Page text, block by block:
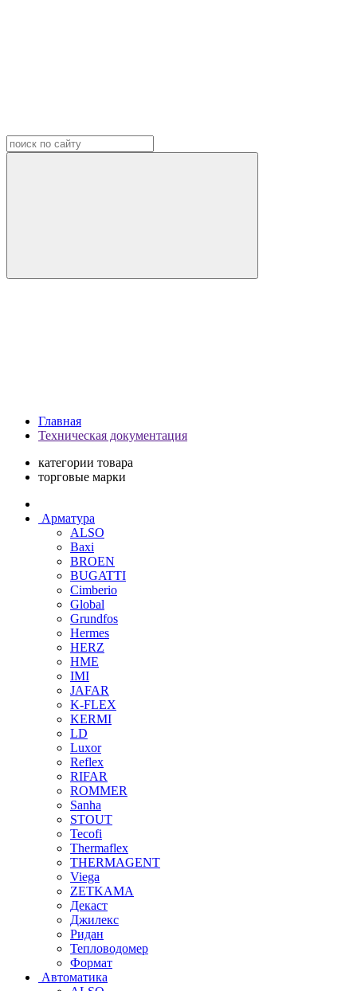
Главная
Техническая документация
категории товара
торговые марки
Арматура
ALSO
Baxi
BROEN
BUGATTI
Cimberio
Global
Grundfos
Hermes
HERZ
HME
IMI
JAFAR
K-FLEX
KERMI
LD
Luxor
Reflex
RIFAR
ROMMER
Sanha
STOUT
Tecofi
Thermaflex
THERMAGENT
Viega
ZETKAMA
Декаст
Джилекс
Ридан
Тепловодомер
Формат
Автоматика